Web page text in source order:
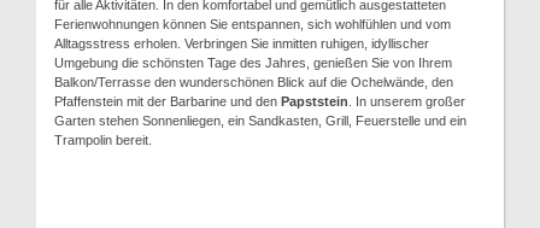
für alle Aktivitäten. In den komfortabel und gemütlich ausgestatteten
Ferienwohnungen können Sie entspannen, sich wohlfühlen und vom
Alltagsstress erholen. Verbringen Sie inmitten ruhigen, idyllischer
Umgebung die schönsten Tage des Jahres, genießen Sie von Ihrem
Balkon/Terrasse den wunderschönen Blick auf die Ochelwände, den
Pfaffenstein mit der Barbarine und den Papststein . In unserem großer
Garten stehen Sonnenliegen, ein Sandkasten, Grill, Feuerstelle und ein
Trampolin bereit.